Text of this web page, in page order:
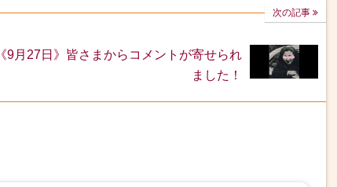
次の記事
《9月27日》皆さまからコメントが寄せられ
ました！